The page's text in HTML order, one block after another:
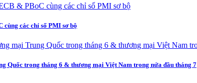
các chỉ số PMI sơ bộ
Quốc trong tháng 6 & thương mại Việt Nam trong nửa đầu tháng 7